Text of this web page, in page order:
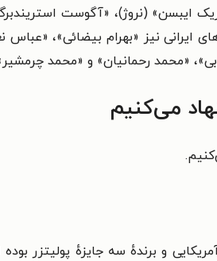
ایبسن» (نروژ)، «آگوست
ایرانی نیز «بهرام بیضائی»، «عباس
«محمد رحمانیان» و «محمد
می‌کنیم
و برندهٔ سه جایزهٔ پولیتزر